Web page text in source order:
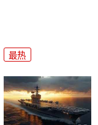
最热